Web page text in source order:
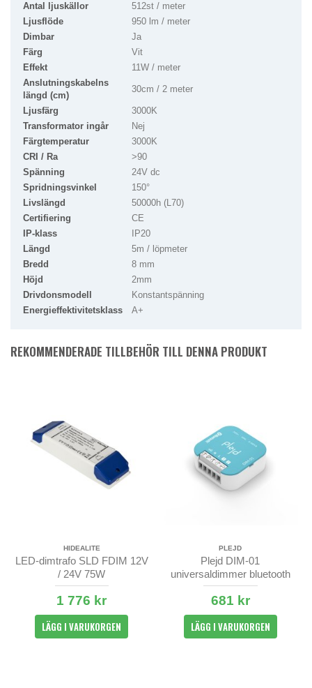
Antal ljuskällor
512st / meter
Ljusflöde
950 lm / meter
Dimbar
Ja
Färg
Vit
Effekt
11W / meter
Anslutningskabelns
längd (cm)
30cm / 2 meter
Ljusfärg
3000K
Transformator ingår
Nej
Färgtemperatur
3000K
CRI / Ra
>90
Spänning
24V dc
Spridningsvinkel
150°
Livslängd
50000h (L70)
Certifiering
CE
IP-klass
IP20
Längd
5m / löpmeter
Bredd
8 mm
Höjd
2mm
Drivdonsmodell
Konstantspänning
Energieffektivitetsklass
A+
REKOMMENDERADE TILLBEHÖR TILL DENNA PRODUKT
HIDEALITE
LED-dimtrafo SLD FDIM 12V
/ 24V 75W
1 776 kr
LÄGG I VARUKORGEN
PLEJD
Plejd DIM-01
universaldimmer bluetooth
681 kr
LÄGG I VARUKORGEN